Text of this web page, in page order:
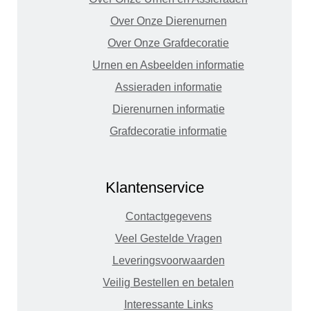
Over Onze Dierenurnen
Over Onze Grafdecoratie
Urnen en Asbeelden informatie
Assieraden informatie
Dierenurnen informatie
Grafdecoratie informatie
Klantenservice
Contactgegevens
Veel Gestelde Vragen
Leveringsvoorwaarden
Veilig Bestellen en betalen
Interessante Links